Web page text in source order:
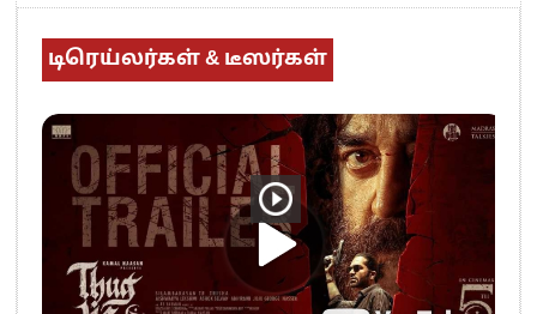
டிரெய்லர்கள் & டீஸர்கள்